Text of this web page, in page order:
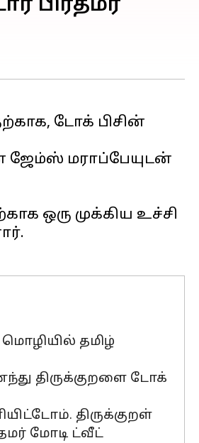
பிரதமர்
டோக் பிசின்
ஜேம்ஸ் மராப்பேயுடன்
ஒரு முக்கிய உச்சி
மொழியில் தமிழ்
திருக்குறளை டோக்
திருக்குறள்
மோடி ட்வீட்